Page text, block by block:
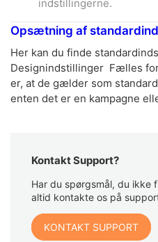
indstillingerne.
Opsætning af
Her kan du finde
Designindstillinger Fælles
er, at de gælder som
enten det er en kampagne
Kontakt Support?
Har du spørgsmål, du ikke
altid kontakte os på
KONTAKT SUPPORT